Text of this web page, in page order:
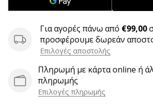
εμείς;
πρέσβειρα
της
μάρκας
Για αγορές πάνω από €99,00
προσφέρουμε δωρεάν
Επιλογές αποστολής
Πληρωμή με κάρτα online ή
πληρωμής
Επιλογές πληρωμής